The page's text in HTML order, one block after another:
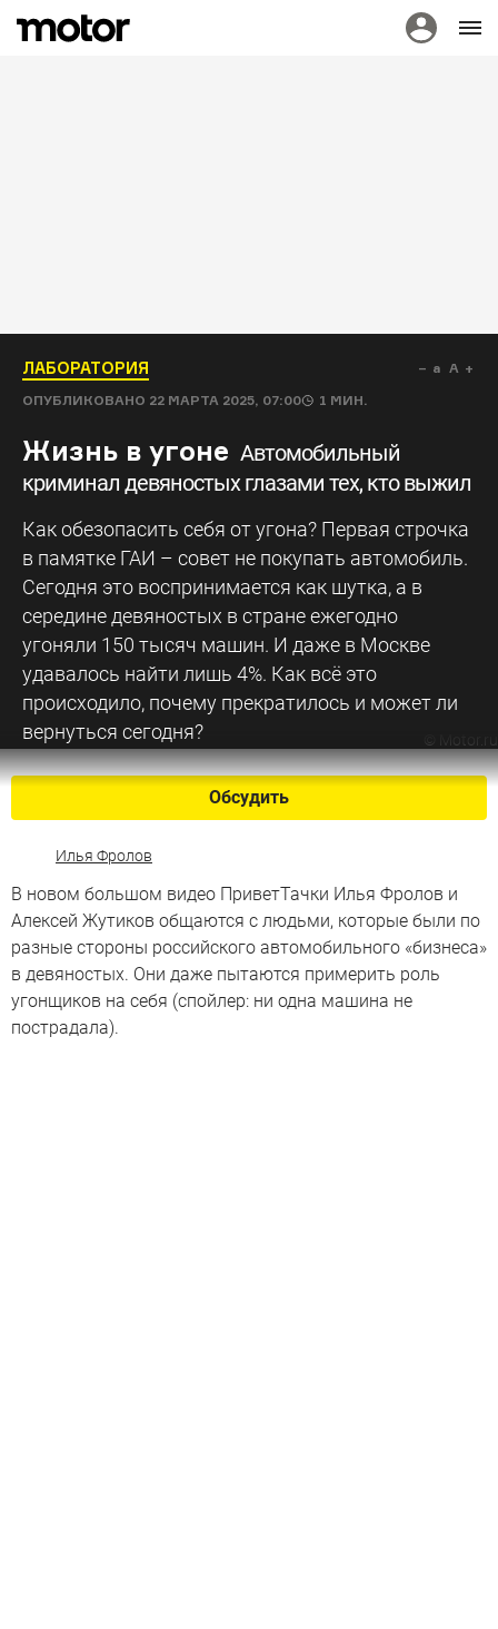
ЛАБОРАТОРИЯ
ОПУБЛИКОВАНО 22 МАРТА 2025, 07:00 1 МИН.
a A
Жизнь в угоне Автомобильный
криминал девяностых глазами тех, кто выжил
Как обезопасить себя от угона? Первая строчка
в памятке ГАИ – совет не покупать автомобиль.
Сегодня это воспринимается как шутка, а в
середине девяностых в стране ежегодно
угоняли 150 тысяч машин. И даже в Москве
удавалось найти лишь 4%. Как всё это
происходило, почему прекратилось и может ли
вернуться сегодня?
©
Обсудить
Илья Фролов
В новом большом видео ПриветТачки Илья Фролов и
Алексей Жутиков общаются с людьми, которые были по
разные стороны российского автомобильного «бизнеса»
в девяностых. Они даже пытаются примерить роль
угонщиков на себя (спойлер: ни одна машина не
пострадала).